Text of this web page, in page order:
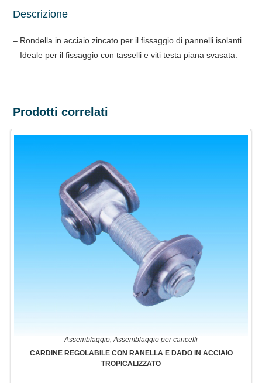
Descrizione
– Rondella in acciaio zincato per il fissaggio di pannelli isolanti.
– Ideale per il fissaggio con tasselli e viti testa piana svasata.
Prodotti correlati
Assemblaggio,Assemblaggio per cancelli
CARDINE REGOLABILE CON RANELLA E DADO IN ACCIAIO
TROPICALIZZATO